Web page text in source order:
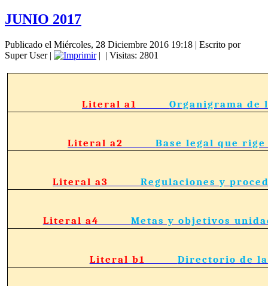
JUNIO 2017
Publicado el Miércoles, 28 Diciembre 2016 19:18 | Escrito por
Super User| | | Visitas: 2801
Literal a1Organigrama
Literal a2Base legal que
Literal a3Regulaciones y
Literal a4 Metas y objetivos
Literal b1 Directorio de